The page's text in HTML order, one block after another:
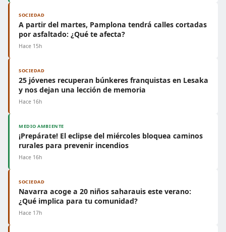
SOCIEDAD
A partir del martes, Pamplona tendrá calles cortadas
por asfaltado: ¿Qué te afecta?
Hace 15h
SOCIEDAD
25 jóvenes recuperan búnkeres franquistas en Lesaka
y nos dejan una lección de memoria
Hace 16h
MEDIO AMBIENTE
¡Prepárate! El eclipse del miércoles bloquea caminos
rurales para prevenir incendios
Hace 16h
SOCIEDAD
Navarra acoge a 20 niños saharauis este verano:
¿Qué implica para tu comunidad?
Hace 17h